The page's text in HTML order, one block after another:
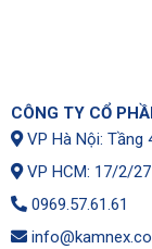
CÔNG TY CỔ
VP Hà Nội: Tầng
VP HCM: 17/2/27
0969.57.61.61